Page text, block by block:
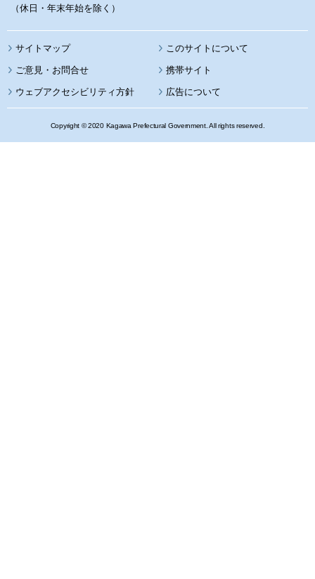
（休日・年末年始を除く）
サイトマップ このサイトについて
携帯サイト
ウェブアクセシビリティ方針 広告について
Copyright © 2020 Kagawa Prefectural Government. All rights reserved.